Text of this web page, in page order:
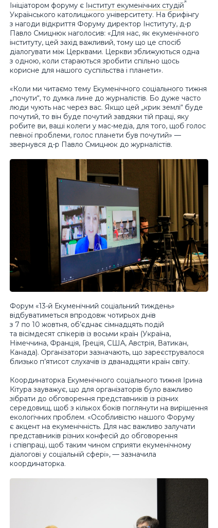
Ініціатором форуму є Інститут екуменічних студій
Українського католицького університету. На брифінгу
з нагоди відкриття Форуму директор Інституту, д-р
Павло Смицнюк наголосив: «Для нас, як екуменічного
інституту, цей захід важливий, тому що це спосіб
діалогувати між Церквами. Церкви зближуються одна
з одною, коли стараються зробити спільно щось
корисне для нашого суспільства і планети».
«Коли ми читаємо тему Екуменічного соціального тижня
„почути“, то думка лине до журналістів. Бо дуже часто
люди чують нас через вас. Якщо цей „крик землі“ буде
почутий, то він буде почутий завдяки тій праці, яку
робите ви, ваші колеги у мас-медіа, для того, щоб голос
певної проблеми, голос планети був почутий» —
звернувся д-р Павло Смицнюк до журналістів.
Форум «13-й Екуменічний соціальний тиждень»
відбуватиметься впродовж чотирьох днів
з 7 по 10 жовтня, об’єднає сімнадцять подій
та вісімдесят спікерів із восьми країн (Україна,
Німеччина, Франція, Греція, США, Австрія, Ватикан,
Канада). Організатори зазначають, що зареєструвалося
близько п’ятисот слухачів із дванадцяти країн світу.
Координаторка Екуменічного соціального тижня Ірина
Кітура зауважує, що для організаторів було важливо
зібрати до обговорення представників із різних
середовищ, щоб з кількох боків поглянути на вирішення
екологічних проблем. «Особливістю нашого Форуму
є акцент на екуменічність. Для нас важливо залучати
представників різних конфесій до обговорення
і співпраці, щоб таким чином сприяти екуменічному
діалогові у соціальній сфері», — зазначила
координаторка.